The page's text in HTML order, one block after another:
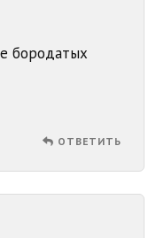
бородатых
ОТВЕТИТЬ